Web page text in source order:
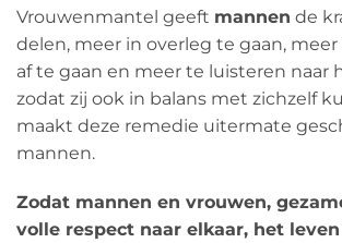
Vrouwenmantel geeft mannen de
delen, meer in overleg te gaan,
af te gaan en meer te luisteren naar
zodat zij ook in balans met zichzelf
maakt deze remedie uitermate
mannen.
Zodat mannen en vrouwen,
volle respect naar elkaar, het